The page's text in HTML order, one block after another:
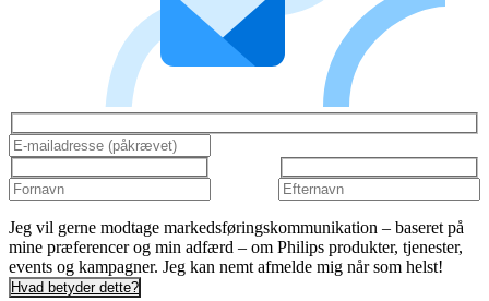
Jeg vil gerne modtage markedsføringskommunikation – baseret på
mine præferencer og min adfærd – om Philips produkter, tjenester,
events og kampagner. Jeg kan nemt afmelde mig når som helst!
Hvad betyder dette?